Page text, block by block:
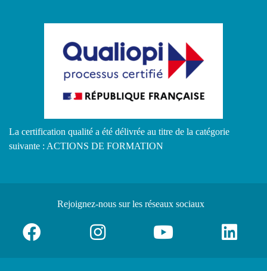
La certification qualité a été délivrée au titre de la catégorie
suivante : ACTIONS DE FORMATION
Rejoignez-nous sur les réseaux sociaux